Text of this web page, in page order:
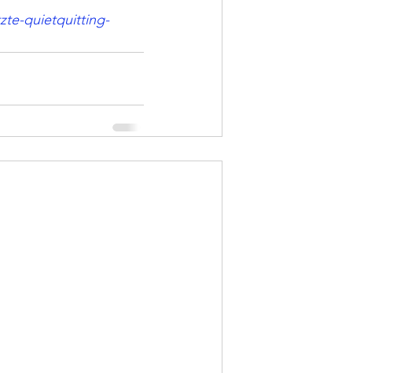
quietquitting-